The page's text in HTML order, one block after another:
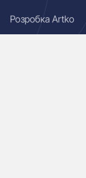
Розробка Artko